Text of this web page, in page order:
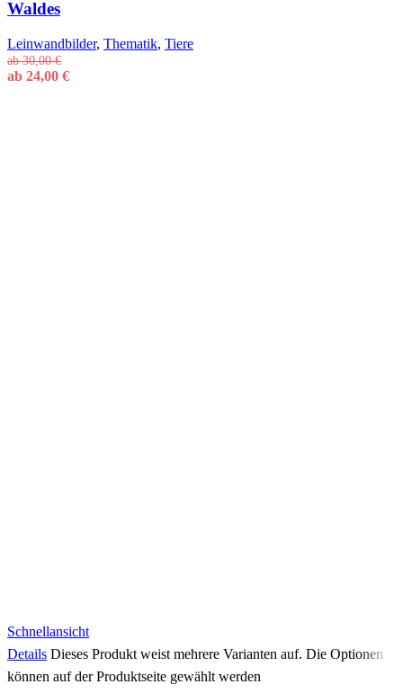
Waldes
Leinwandbilder, Thematik, Tiere
ab30,00€
ab 24,00 €
Schnellansicht
Details Dieses Produkt weist mehrere Varianten auf. Die Optionen
können auf der Produktseite gewählt werden